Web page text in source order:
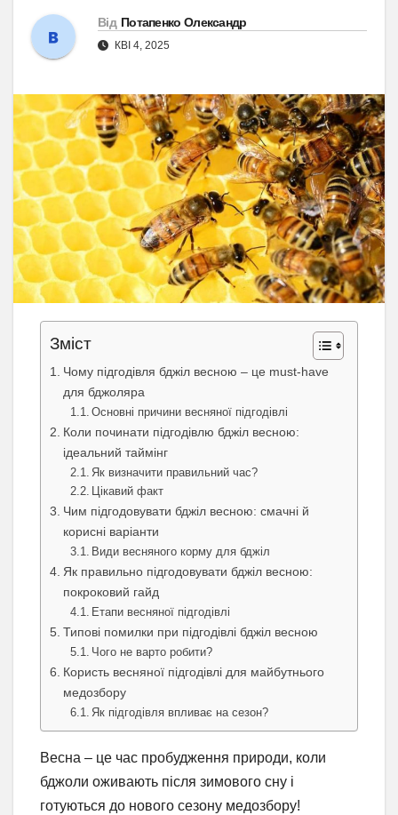
Від Потапенко Олександр
КВІ 4, 2025
Зміст
Чому підгодівля бджіл весною – це must-have
для бджоляра
Основні причини весняної підгодівлі
Коли починати підгодівлю бджіл весною:
ідеальний таймінг
Як визначити правильний час?
Цікавий факт
Чим підгодовувати бджіл весною: смачні й
корисні варіанти
Види весняного корму для бджіл
Як правильно підгодовувати бджіл весною:
покроковий гайд
Етапи весняної підгодівлі
Типові помилки при підгодівлі бджіл весною
Чого не варто робити?
Користь весняної підгодівлі для майбутнього
медозбору
Як підгодівля впливає на сезон?
Весна – це час пробудження природи, коли
бджоли оживають після зимового сну і
готуються до нового сезону медозбору!